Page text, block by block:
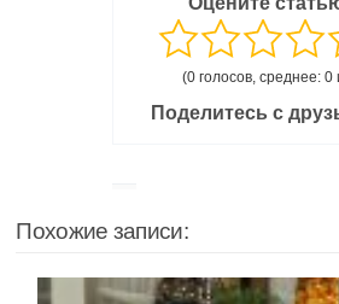
(0 голосов, среднее: 0
Поделитесь с
Похожие записи: